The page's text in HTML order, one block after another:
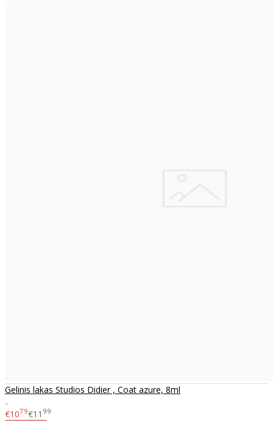
Gelinis lakas Studios Didier , Coat azure, 8ml
..
€1079€11 99